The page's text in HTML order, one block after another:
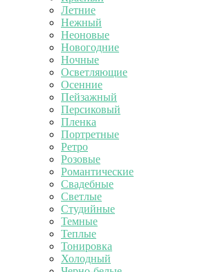
Летние
Нежный
Неоновые
Новогодние
Ночные
Осветляющие
Осенние
Пейзажный
Персиковый
Пленка
Портретные
Ретро
Розовые
Романтические
Свадебные
Светлые
Студийные
Темные
Теплые
Тонировка
Холодный